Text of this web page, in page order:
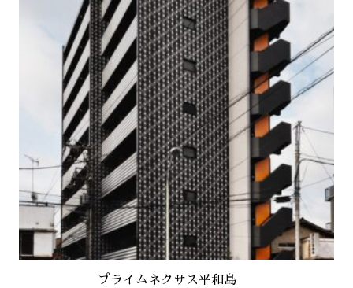
プライムネクサス平和島